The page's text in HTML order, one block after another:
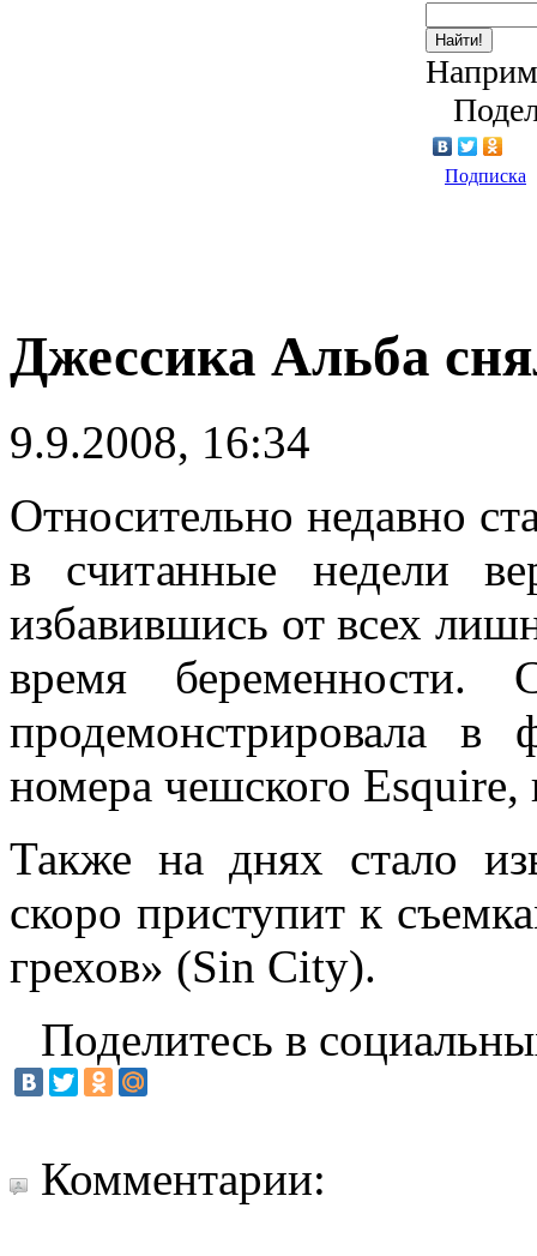
Найти!
Подписка
Джессика Альба
9.9.2008, 16:34
Относительно недавно
в считанные недели
избавившись от всех
время беременности.
продемонстрировала в
номера чешского
Также на днях стало
скоро приступит к
грехов» (Sin City).
Поделитесь в
Комментарии: